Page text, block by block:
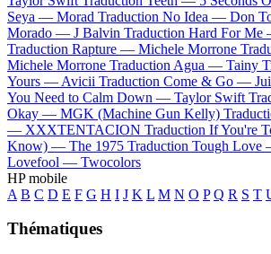
Seya — Morad Traduction No Idea — Don
Morado — J Balvin Traduction Hard For
Traduction Rapture — Michele Morrone
Michele Morrone Traduction Agua — Tainy
Yours — Avicii Traduction Come & Go —
You Need to Calm Down — Taylor Swift
Okay — MGK (Machine Gun Kelly)
— XXXTENTACION Traduction If You're
Know) — The 1975 Traduction Tough Love
Lovefool — Twocolors
HP mobile
A B C D E F G H I J K L M N O P Q R S T
Thématiques